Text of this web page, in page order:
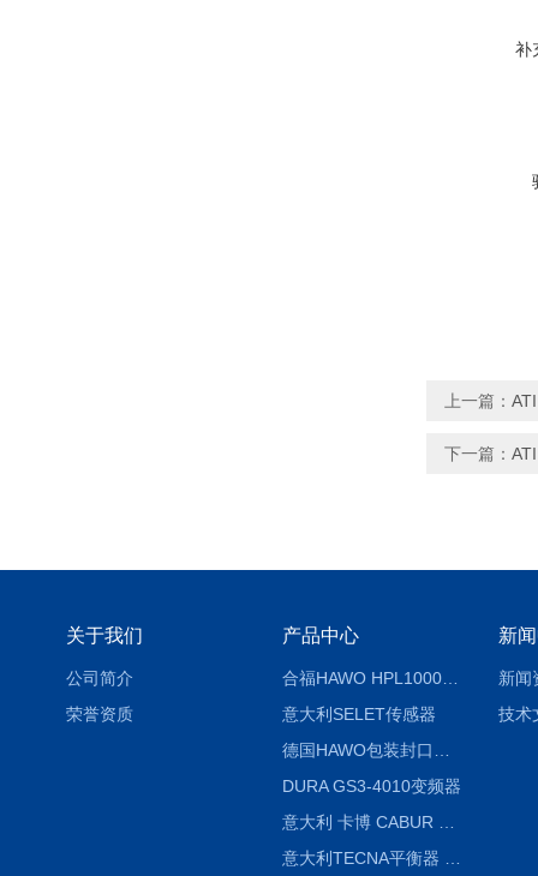
补
上一篇：
下一篇：
关于我们
公司简介
荣誉资质
产品中心
合福HAWO HPL1000AS封口机
意大利SELET传感器
DURA GS3-4010变频器
新
新闻
技术